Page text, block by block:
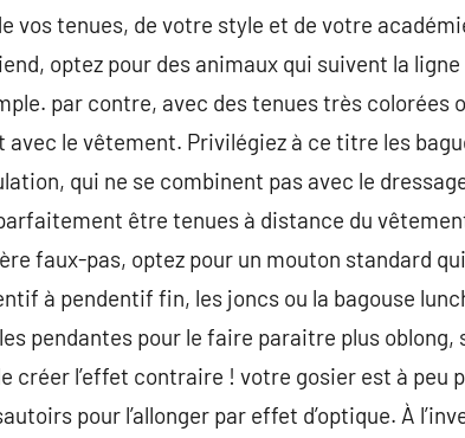
vos tenues, de votre style et de votre
optez pour des animaux qui suivent la
par contre, avec des tenues très colorées
le vêtement. Privilégiez à ce titre les
qui ne se combinent pas avec le
être tenues à distance du
faux-pas, optez pour un mouton standard
à pendentif fin, les joncs ou la bagouse
pendantes pour le faire paraitre plus
créer l’effet contraire ! votre gosier est à peu
pour l’allonger par effet d’optique. À